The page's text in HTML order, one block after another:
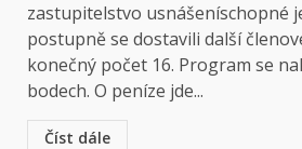
zastupitelstvo usnášeníschopné
postupně se dostavili další
konečný počet 16. Program se
bodech. O peníze jde...
Číst dále